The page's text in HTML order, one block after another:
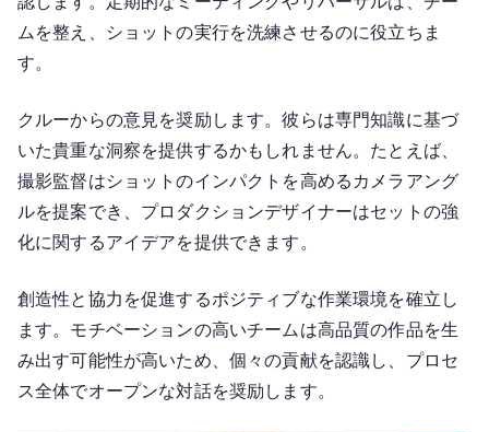
ムを整え、ショットの実行を洗練させるのに役立ちま
す。
クルーからの意見を奨励します。彼らは専門知識に基づ
いた貴重な洞察を提供するかもしれません。たとえば、
撮影監督はショットのインパクトを高めるカメラアング
ルを提案でき、プロダクションデザイナーはセットの強
化に関するアイデアを提供できます。
創造性と協力を促進するポジティブな作業環境を確立し
ます。モチベーションの高いチームは高品質の作品を生
み出す可能性が高いため、個々の貢献を認識し、プロセ
ス全体でオープンな対話を奨励します。